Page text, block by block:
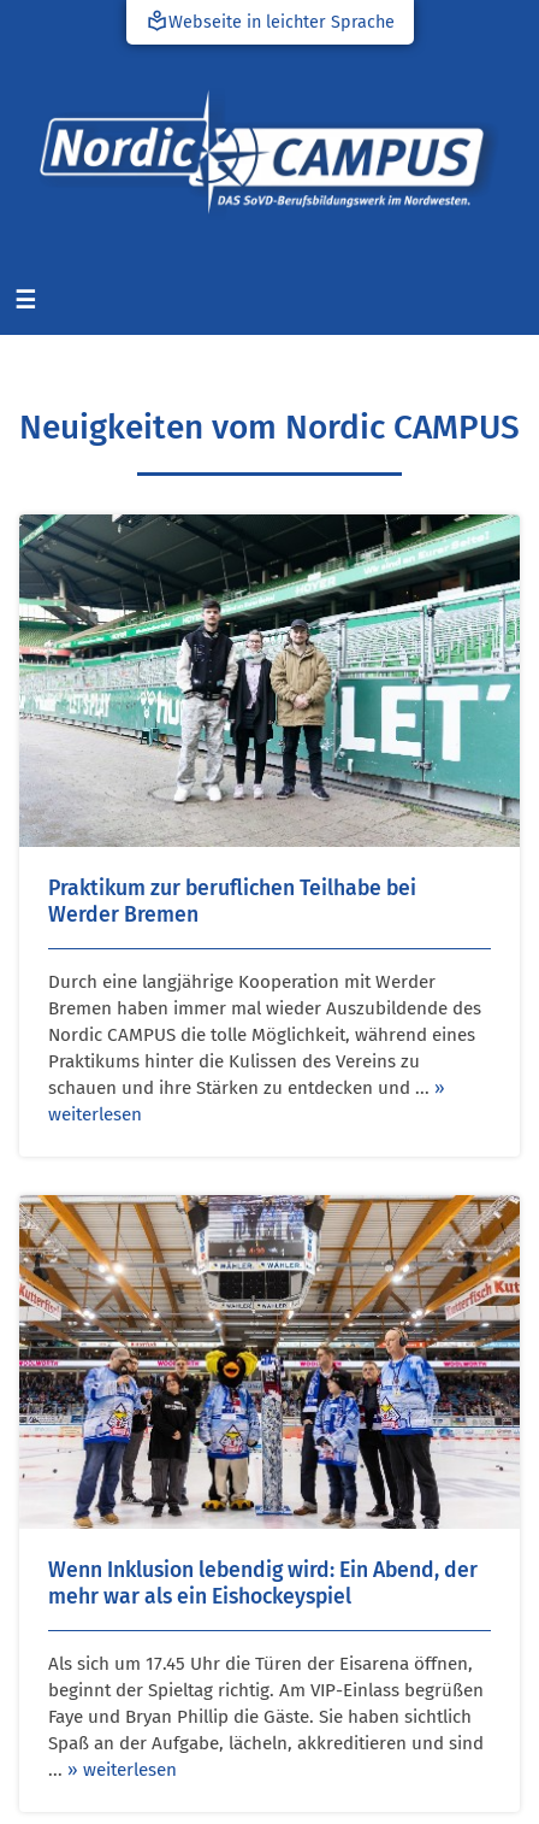
local_libraryWebseite in leichter Sprache
☰
Neuigkeiten vom Nordic CAMPUS
Praktikum zur beruflichen Teilhabe bei
Werder Bremen
Durch eine langjährige Kooperation mit Werder
Bremen haben immer mal wieder Auszubildende des
Nordic CAMPUS die tolle Möglichkeit, während eines
Praktikums hinter die Kulissen des Vereins zu
schauen und ihre Stärken zu entdecken und ... »
weiterlesen
Wenn Inklusion lebendig wird: Ein Abend, der
mehr war als ein Eishockeyspiel
Als sich um 17.45 Uhr die Türen der Eisarena öffnen,
beginnt der Spieltag richtig. Am VIP-Einlass begrüßen
Faye und Bryan Phillip die Gäste. Sie haben sichtlich
Spaß an der Aufgabe, lächeln, akkreditieren und sind
... » weiterlesen